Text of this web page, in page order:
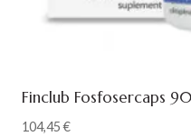
Finclub Fosfosercaps
104,45€